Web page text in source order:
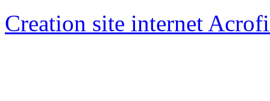
Creation site internet